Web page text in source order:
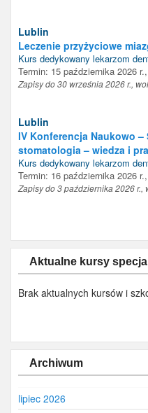
Lublin
Leczenie przyżyciowe
Kurs dedykowany lekarzom
Termin: 15 października 2026
Zapisy do 30 września 2026 r.,
Lublin
IV Konferencja Naukowo
stomatologia – wiedza i
Kurs dedykowany lekarzom
Termin: 16 października 2026
Zapisy do 3 października 2026 r.,
Aktualne kursy
Brak aktualnych kursów i
Archiwum
lipiec 2026